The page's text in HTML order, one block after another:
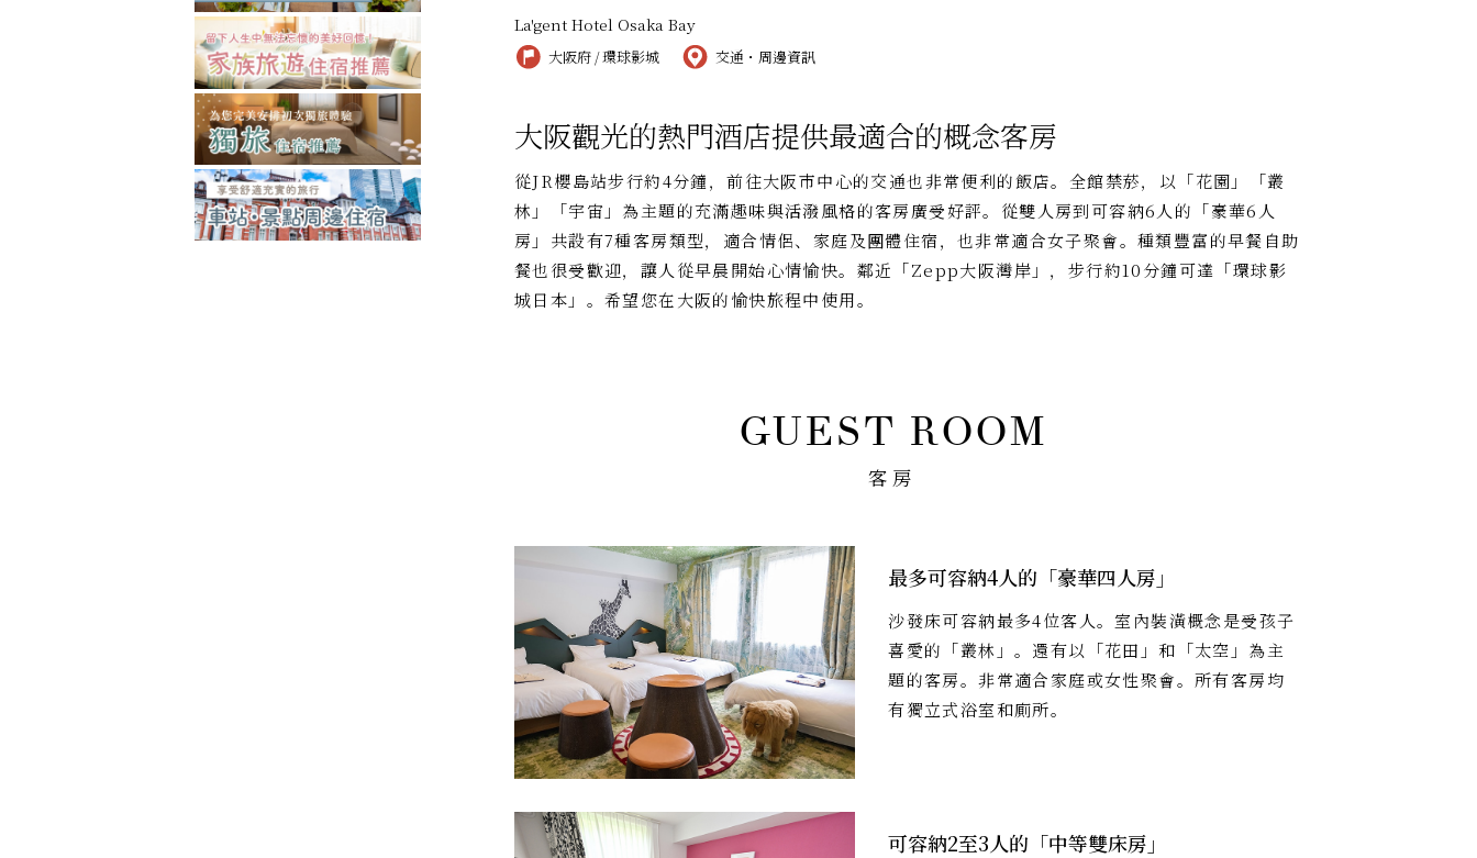
La'gent Hotel Osaka Bay
大阪府 / 環球影城 交通・周邊資訊
大阪觀光的熱門酒店提供最適合的概念客房
從JR櫻島站步行約4分鐘，前往大阪市中心的交通也非常便利的飯店。全館禁菸，以「花園」「叢
林」「宇宙」為主題的充滿趣味與活潑風格的客房廣受好評。從雙人房到可容納6人的「豪華6人
房」共設有7種客房類型，適合情侶、家庭及團體住宿，也非常適合女子聚會。種類豐富的早餐自助
餐也很受歡迎，讓人從早晨開始心情愉快。鄰近「Zepp大阪灣岸」，步行約10分鐘可達「環球影
城日本」。希望您在大阪的愉快旅程中使用。
客房
最多可容納4人的「豪華四人房」
沙發床可容納最多4位客人。室內裝潢概念是受孩子
喜愛的「叢林」。還有以「花田」和「太空」為主
題的客房。非常適合家庭或女性聚會。所有客房均
有獨立式浴室和廁所。
可容納2至3人的「中等雙床房」